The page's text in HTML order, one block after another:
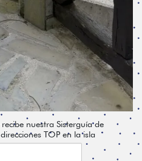
nuestra Sisterguía de
TOP en la isla